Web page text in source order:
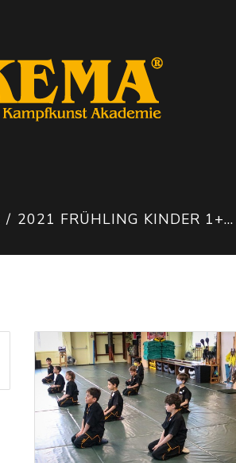
2021 FRÜHLING KINDER 1+2 BASEL